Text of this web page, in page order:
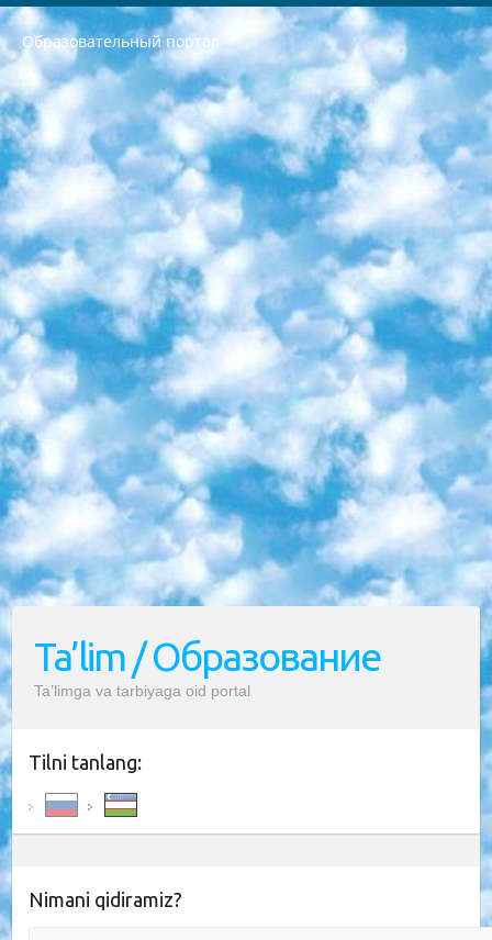
Образовательный портал
РЕСПУБЛИКА УЗБЕКИСТАН МИНИСТРЕРСТВО ДОШКОЛЬНОГО И ШКОЛЬНОГО ОБРАЗОВАНИЯ КОМАНДА в общеобразовательных учреждениях в 2023-2024 учебном году организация и проведение итоговой государственной аттестации обучающихся о Министра дошкольного и школьного образования Республики Узбекистан от 4 марта 2008 года (постановлением Минюста от 20 марта 2008 года № 1778 государственной регистрации) «Итоговое состояние учащихся общего среднего образования на основании положения об утверждении положения об аттестации общего среднего образования выпускной экзамен студентов в образовательных учреждениях в 2023-2024 учебном году В целях организации и прохождения аттестации приказываю: 1. Следующее: перечень предметов, по которым будет проводиться итоговая государственная аттестация и экзамен формы перевода согласно приложению 1; сертификаты международного образца, оценивающие уровень владения иностранными языками перечень согласно приложению 2; 2. Педагогический при специализированных образовательных учреждениях. научно-практический центр квалификации и международной оценки (Д.Давидова) 2024 г. До 25 марта: задания по предметам, по которым будет проводиться итоговая аттестация разработка и утверждение технических условий; итоговая аттестация на основании разработанного предметного задания разработка вопросов по предметам (устно и письменно), экзамен передача; общеобразовательные средние школы и специальные учебные заведения учащиеся выпускных классов школ и интернатов в агентской системе подготовка базы данных экзаменационных материалов и критериев оценки; перевод базы экзаменационных материалов на все языки обучения подать в Республиканский образовательный центр для изготовления; варианты экзаменов на основе разработанных контрольных материалов пусть будут поставлены задачи формирования. 3. Республиканский образовательный центр (Ш.Худайкулов) до 5 апреля 2024 года. до: база данных предоставленных экзаменационных материалов на все языки обучения перевод и экспертиза; для слепых, слабовидящих, глухих, слабослышащих и умственно отсталых детей учащиеся выпускных классов специализированных школ и школ-интернатов база данных экзаменационных материалов на всех преподаваемых языках подготовка критериев оценки; специализированные школы для умственно отсталых детей и технологии для учащихся выпускных классов школ-интернатов разработка соответствующих рекомендаций и критериев проведения ЕГЭ по естествознанию давать задания. 4. Педагогический при специализированных образовательных учреждениях. Научно-практический центр навыков и международной оценки (Д.Давидова), Республика образовательный центр (Худайкулов Ш.) итоговый государственный аттестационный экзамен ориентирован на творческое и логическое мышление при подготовке базы материалов учитывать введение заданий. 5. Следует отметить, что: сертификат государственного образца о знании общеобразовательного предмета и как минимум национальный уровень B1 по предметам на иностранных языках, указанным в Приложении 2. или международно признанный сертификат эквивалентного уровня студенты, изучающие определенный предмет, освобождаются от экзамена; по соответствующим предметам запланирована итоговая государственная аттестация за день до дня, путем жеребьевки Рабочей группой (в письменной форме по предметам, проводимым в форме) из числа сформированных вариантов выбрано 2 варианта; 2 выбранных варианта экзамена анонсированы на официальном сайте министерства и все выпускники по всей стране на основе этих вариантов проводит итоговую государственную аттестацию. 6. Государственное образование учащихся средних общеобразовательных учреждений. знания в соответствии с квалификационными требованиями, которые необходимо приобрести на основании стандартов итоговый (выпускной) контроль для 9 и 11 классов в целях тестирования Экзамены (далее – экзамены) состоят из предметов, перечисленных в приложении 1. будет сделано. 7. Экзамены пройдут с 26 мая по 15 июня 2024 г. (кроме науки физического воспитания). 8. Физическая для учащихся 9 классов общесредних образовательных учреждений. Экзамены по предмету «Образование, квалификация медицина» 1-6 мая 2024 года. сотрудники перевести под присмотр (с отклонениями в физическом или умственном развитии) специализированная школа для детей, школы-интернаты и со сколиозом школы-интернаты санаторного типа для больных детей исключены). 9. Он был слепым, слабовидящим и имел нарушения опорно-двигательного аппарата. экзамены в специализированных школах и интернатах для детей должны проводиться исходя из требований, предъявляемых к общеобразовательным учреждениям (физкультура кроме науки). 10. Специализированная школа для глухих и слабослышащих детей. и экзамены в интернатах и быть реализован в виде письменного теста по математике. 11. Специальность для умственно отсталых детей. Для 9 класса Родной язык и литературное письмо Государственный язык (язык обучения – узбекский). для неклассов) написано Математическое письмо Письменная/устная история Узбекистана Физическое воспитание практично Итоговый контроль Для 11 класса Написание родного языка и литературы (эссе) Математическое письмо Узбекский язык (обучение на узбекском языке) не посещающее общее среднее образование для учреждений)/Образовательное учреждение выбор письменный и устный Иностранный язык письменный/устный Письменная/устная история Узбекистана *По выбору студента:  Химия  Физика  Основы государственного права  География 10 бесплатных образовательных ресурсов - Мы составили подборку онлайн-проектов с интерактивными упражнениями, видеолекциями и статьями. Они помогут вам обрести новые и освежить старые знания бесплатно. 1. «ИНТУИТ» Старейшая образовательная площадка Рунета. Здесь вы найдёте сотни текстовых и видеокурсов на десятки различных тем — от программирования до психологии. Многие курсы подготовлены российскими университетами и крупными международными компаниями вроде Intel и Microsoft. Самостоятельное обучение бесплатное, но желающие могут оплатить услуги персональных наставников. 2. «Смартия» знакомит с актуальными профессиями и подсказывает, как им обучаться. Выбрав заинтересовавшую вас специальность — SMM-специалист, фотограф, веб-дизайнер или другую, — увидите список необходимых для неё умений. Чтобы вы могли освоить их самостоятельно, для каждого умения площадка отображает подборку ссылок на учебные материалы. Хотя «Смартия» ориентируется на русскоязычную аудиторию, часть контента всё же доступна только на английском. 3. «Лекторий Физтеха» Проект Московского физико-технического института (Физтеха). С его помощью вы можете смотреть онлайн серии лекций, записанные на видео в этом вузе. В числе доступных предметов — физика, биология, химия, информационные технологии и другие. К некоторым лекциям администрация ресурса прилагает готовые конспекты, которые можно скачивать в PDF-формате. 4. ITMOcourses Онлайн-площадка Санкт-Петербургского национального исследовательского университета информационных технологий, механики и оптики (ИТМО). Ресурс предоставляет свободный доступ к курсам, разработанным в этом вузе. Каталог материалов разбит на четыре категории: «Оптические системы и технологии», «Приборостроение и робототехника», «Информационные технологии» и «Биотехнологии». Курсы состоят из видеолекций, интерактивных демонстраций и заданий. 5. «КиберЛенинка» Электронная научная библиотека открытого доступа. Каталог площадки регулярно обрастает текстами статей из различных научных изданий. Сгруппированные по журналам и рубрикам публикации можно читать онлайн или скачивать целиком в PDF-формате. Проект нацелен на популяризацию науки за счёт открытого доступа к качественной информации. 6. «ПостНаука» На этом ресурсе публикуют подборки видеолекций, составленные экспертами из разных отраслей и объединённые общими темами. Среди них, к примеру, есть серии «Биоинформатика и геномика», «Культура средневековой Скандинавии» и Cinema Studies о теории кино. Каждая подборка лекций — логически связанная история, рассказанная экспертом от первого лица. Кроме того, на сайте появляются научно-образовательные статьи и тесты на разные темы. 7. «Newочём» Команда проекта «Newочём» отбирает самые интересные тексты из англоязычных СМИ и переводит те из них, за которые голосуют участники сообщества «ВКонтакте». По большей части это научно-популярные статьи. Редакторы придумывают лишь заголовки, в остальном содержание переводов соответствует оригиналам. Полные тексты можно читать прямо в социальной сети. 8. InternetUrok Онлайн-база материалов по основным дисциплинам школьной программы. Информация на сайте структурирована по классам, предметам и темам (урокам). Каждый урок состоит из видеолекций и конспектов. Есть также интерактивные тренажёры и тесты для закрепления пройденного материала. Даже если вы давно окончили школу, возможность повторить программу старших классов всегда может пригодиться. 9. Edutainme Ещё один ресурс об образовании. В отличие от Newtonew, как мне кажется, Edutainme больше ориентируется на представителей индустрии: педагогов, предпринимателей, разработчиков образовательных проектов. Но и любой, кто просто стремится к саморазвитию, найдёт на сайте много полезного и интересного для себя. Например, информацию о новых курсах и образовательных сервисах. 10. Newtonew Онлайн-медиа об образовании и обучении в широком смысле. Авторы Newtonew пишут об инструментах, заведениях, тактиках и стратегиях, которые помогают учить других и получать новые знания самостоятельно. На этой площадке вы найдёте новости, обзоры, аналитические мат
Ta’lim / Образование
Ta’limga va tarbiyaga oid portal
Tilni tanlang:
Nimani qidiramiz?